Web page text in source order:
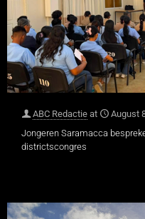
ABC Redactie at
August
Jongeren Saramacca
districtscongres